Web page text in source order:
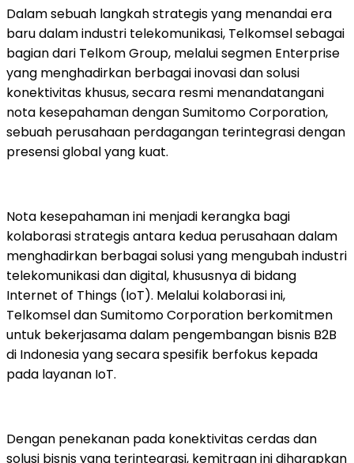
Dalam sebuah langkah strategis yang menandai era
baru dalam industri telekomunikasi, Telkomsel sebagai
bagian dari Telkom Group, melalui segmen Enterprise
yang menghadirkan berbagai inovasi dan solusi
konektivitas khusus, secara resmi menandatangani
nota kesepahaman dengan Sumitomo Corporation,
sebuah perusahaan perdagangan terintegrasi dengan
presensi global yang kuat.
Nota kesepahaman ini menjadi kerangka bagi
kolaborasi strategis antara kedua perusahaan dalam
menghadirkan berbagai solusi yang mengubah industri
telekomunikasi dan digital, khususnya di bidang
Internet of Things (IoT). Melalui kolaborasi ini,
Telkomsel dan Sumitomo Corporation berkomitmen
untuk bekerjasama dalam pengembangan bisnis B2B
di Indonesia yang secara spesifik berfokus kepada
pada layanan IoT.
Dengan penekanan pada konektivitas cerdas dan
solusi bisnis yang terintegrasi, kemitraan ini diharapkan